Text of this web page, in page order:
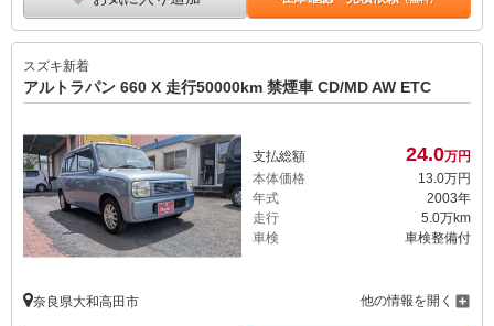
スズキ新着
アルトラパン 660 X 走行50000km 禁煙車 CD/MD AW ETC
支払総額 24.0万円
本体価格
13.0万円
年式
2003年
走行
5.0万km
車検
車検整備付
奈良県大和高田市 他の情報を開く